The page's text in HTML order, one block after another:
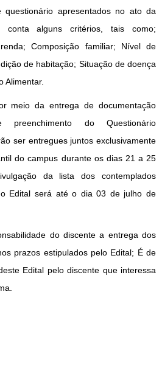
questionário apresentados no ato da
conta alguns critérios, tais como;
Composição familiar; Nível de
de habitação; Situação de doença
Alimentar.
meio da entrega de documentação
do Questionário
ser entregues juntos exclusivamente
do campus durante os dias 21 a 25
da lista dos contemplados
Edital será até o dia 03 de julho de
do discente a entrega dos
prazos estipulados pelo Edital; É de
Edital pelo discente que interessa